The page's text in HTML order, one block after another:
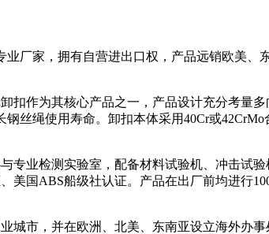
家，拥有自营进出口权，产品远销欧美、
作为其核心产品之一，产品设计充分考量
丝绳使用寿命。卸扣本体采用40Cr或
业检测实验室，配备材料试验机、冲击试
美国ABS船级社认证。产品在出厂前均进行
市，并在欧洲、北美、东南亚设立海外办事